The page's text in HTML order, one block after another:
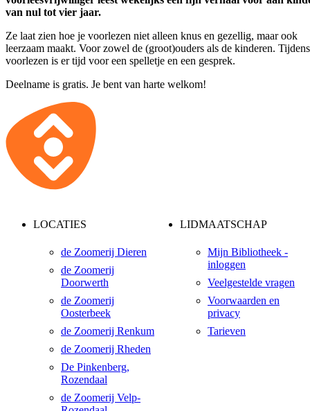
van nul tot vier jaar.
Ze laat zien hoe je voorlezen niet alleen knus en gezellig, maar ook
leerzaam maakt. Voor zowel de (groot)ouders als de kinderen.
voorlezen is er tijd voor een spelletje en een gesprek.
Deelname is gratis. Je bent van harte welkom!
LOCATIES
de Zoomerij Dieren
de Zoomerij
Doorwerth
de Zoomerij
Oosterbeek
de Zoomerij Renkum
de Zoomerij Rheden
De Pinkenberg,
Rozendaal
de Zoomerij Velp-
LIDMAATSCHAP
Mijn Bibliotheek -
inloggen
Veelgestelde vragen
Voorwaarden en
privacy
Tarieven